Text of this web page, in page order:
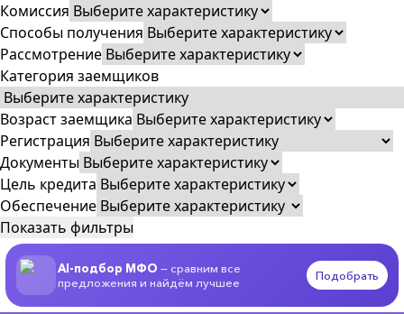
Комиссия
Способы получения
Рассмотрение
Категория заемщиков
Возраст заемщика
Регистрация
Документы
Цель кредита
Обеспечение
Показать фильтры
AI-подбор МФО — сравним все
предложения и найдём лучшее
Подобрать